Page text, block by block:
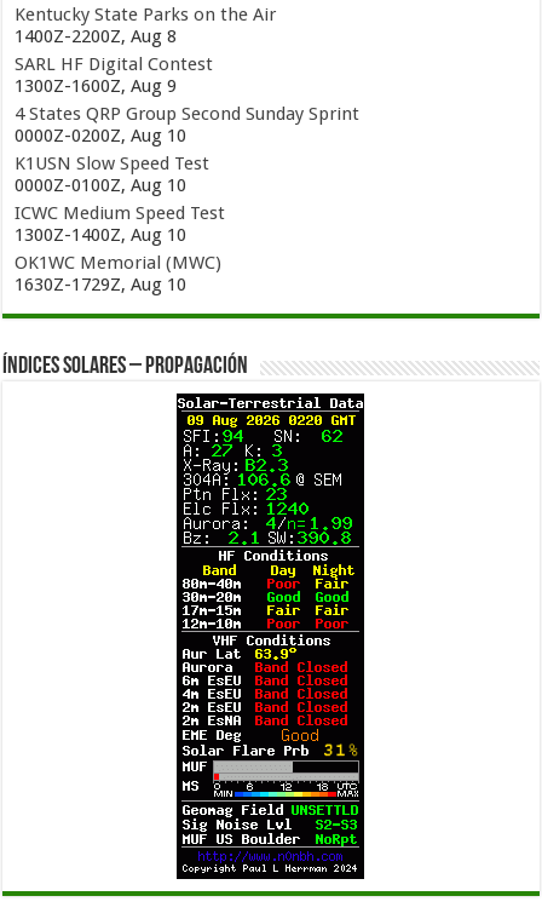
Kentucky State Parks on the Air
1400Z-2200Z, Aug 8
SARL HF Digital Contest
1300Z-1600Z, Aug 9
4 States QRP Group Second Sunday Sprint
0000Z-0200Z, Aug 10
K1USN Slow Speed Test
0000Z-0100Z, Aug 10
ICWC Medium Speed Test
1300Z-1400Z, Aug 10
OK1WC Memorial (MWC)
1630Z-1729Z, Aug 10
Índices solares – Propagación